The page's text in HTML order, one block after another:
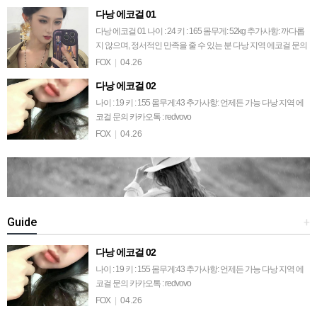
다낭 에코걸 01
다낭 에코걸 01 나이 : 24 키 : 165 몸무게: 52kg 추가사항: 까다롭
지 않으며, 정서적인 만족을 줄 수 있는 분 다낭 지역 에코걸 문의
카카오톡 : redvovo
FOX | 04.26
다낭 에코걸 02
나이 : 19 키 : 155 몸무게:43 추가사항: 언제든 가능 다낭 지역 에
코걸 문의 카카오톡 : redvovo
FOX | 04.26
+
Guide
다낭 에코걸 02
나이 : 19 키 : 155 몸무게:43 추가사항: 언제든 가능 다낭 지역 에
코걸 문의 카카오톡 : redvovo
FOX | 04.26